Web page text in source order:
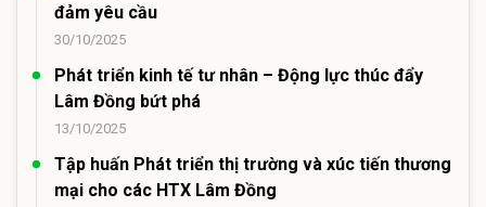
đảm yêu cầu
30/10/2025
Phát triển kinh tế tư nhân – Động lực thúc đẩy
Lâm Đồng bứt phá
13/10/2025
Tập huấn Phát triển thị trường và xúc tiến thương
mại cho các HTX Lâm Đồng